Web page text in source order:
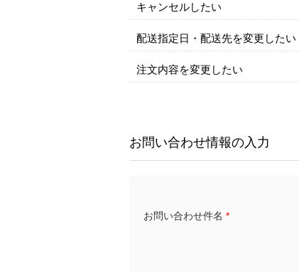
キャンセルしたい
配送指定日・配送先を変更したい
注文内容を変更したい
お問い合わせ情報の入力
お問い合わせ件名 *